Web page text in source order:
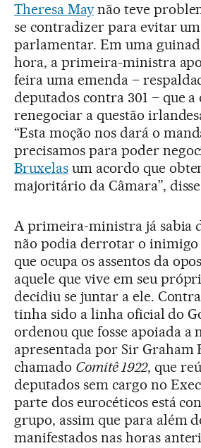
Theresa Maynão teve
se contradizer para evitar
parlamentar. Em uma
hora, a primeira-ministra
feira uma emenda –
deputados contra 301 – que
renegociar a questão
“Esta moção nos dará o
precisamos para poder
Bruxelasum acordo que
majoritário da Câmara”,
A primeira-ministra já sabia
não podia derrotar o inimigo
que ocupa os assentos da
aquele que vive em seu
decidiu se juntar a ele.
tinha sido a linha oficial do
ordenou que fosse apoiada a
apresentada por Sir Graham
chamado Comitê 1922, que
deputados sem cargo no
parte dos eurocéticos está
grupo, assim que para além
manifestados nas horas